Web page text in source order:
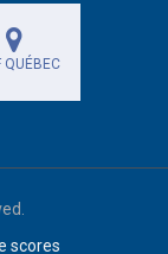
QUÉBEC
scores